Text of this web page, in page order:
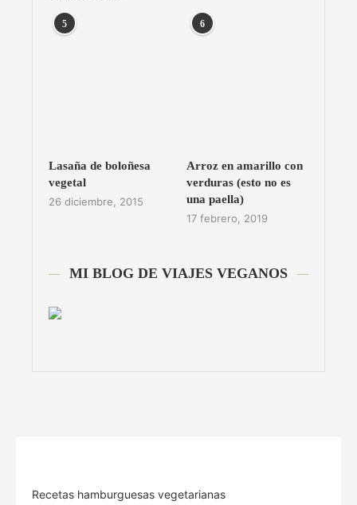
5
Lasaña de boloñesa
vegetal
26 diciembre, 2015
6
Arroz en amarillo con
verduras (esto no es
una paella)
17 febrero, 2019
MI BLOG DE VIAJES VEGANOS
Recetas hamburguesas vegetarianas